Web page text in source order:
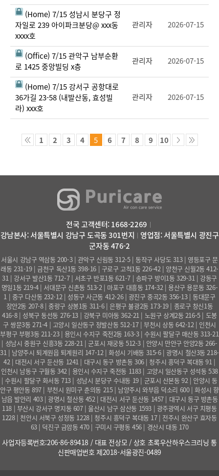
(Home) 7/15 성남시 분당구 정
자일로 239 아이파크분당@ xxx동
xxxx호
관리자 2026-07-15
(Office) 7/15 관악구 남부순환
로 1425 중앙빌딩 x층
관리자 2026-07-15
(Home) 7/15 강서구 공항대로
36가길 23-58 (내발산동, 효성빌
라) xxx호
관리자 2026-07-15
1 2 3 4 5 6 7 8 9 10
전국 고객센터: 1668-2269
강남본사: 서울특별시 강남구 도곡동 301번지
영업점: 서울특별시 광진구
군자동 476-2
서울시 강남구 역삼동 200-3 | 관악구 신림동 312-5 | 동작구 사당도 313 | 영등포구 문
래동 231-19 | 금천구 독산1동 398-16 | 구로구 고척1동 226-42 | 양천구 신월2동 412-
31 | 강서구 발산1동 712-7 | 서초구 반포1동 621-7 | 송파구 방이1동 329-31 | 강동구
명일1동 219-4 | 서대문구 신촌동 513-2 | 마포구 대흥동 174-32 | 용산구 용문동 326-
1 | 중구 다산동 232-12 | 성동구 사근동 412-26 | 광진구 중곡2동 356-13 | 동대문구
장안2동 207-8 | 중랑구 상봉1동 311-6 | 은평구 불광2동 173-19 | 종로구 창신1동
416-8 | 성북구 동선동 276-13 | 강북구 미아동 362-21 | 노원구 상계2동 216-5 | 도봉
구 쌍문3동 271-4 | 고양시 일산동구 정발산동 512-17 | 부천시 상동 642-12 | 인천시
부평구 부평3동 211-23 | 용인시 수지구 죽전2동 163-3 | 수원시 팔달구 매산동 313-21
| 성남시 중원구 신흥3동 228-21 | 군포시 재궁동 512-3 | 안양시 만안구 안양2동 266-
31 | 남양주시 퇴계원읍 퇴계원리 147-12 | 화성시 기배동 315-6 | 광명시 철산3동 218-
42 | 대전시 서구 둔산동 1241 | 대구시 동구 방촌동 306 | 청주시 흥덕구 복대동 91 |
인천시 남동구 구월동 342 | 용인시 수지구 죽전동 1183 | 고양시 일산동구 성석동 538
| 수원시 팔달구 화서동 713 | 성남시 분당구 수내동 19 | 군포시 산본동 92 | 안양시 동
안구 평안동 897 | 부천시 원미구 춘의동 215 | 남양주시 와부읍 덕소리 600 | 화성시 향
남읍 발안리 403 | 광명시 철산동 452 | 대전시 서구 둔산동 1457 | 대구시 동구 방촌동
118 | 부산시 강서구 명지동 607 | 울산시 남구 삼산동 1593 | 광주광역시 서구 치평동
1228 | 천안시 서북구 성정동 1228 | 청주시 흥덕구 복대동 17 | 전주시 완산구 효자동
63 | 덕진구 금암동 470 | 구미시 구평동 456 | 경산시 대동 170
사업자등록번호:206-86-89418 / 대표 전상모 / 상호 초록우산하우스크리닝 통
신판매업번호 제2018-서울광진-0489